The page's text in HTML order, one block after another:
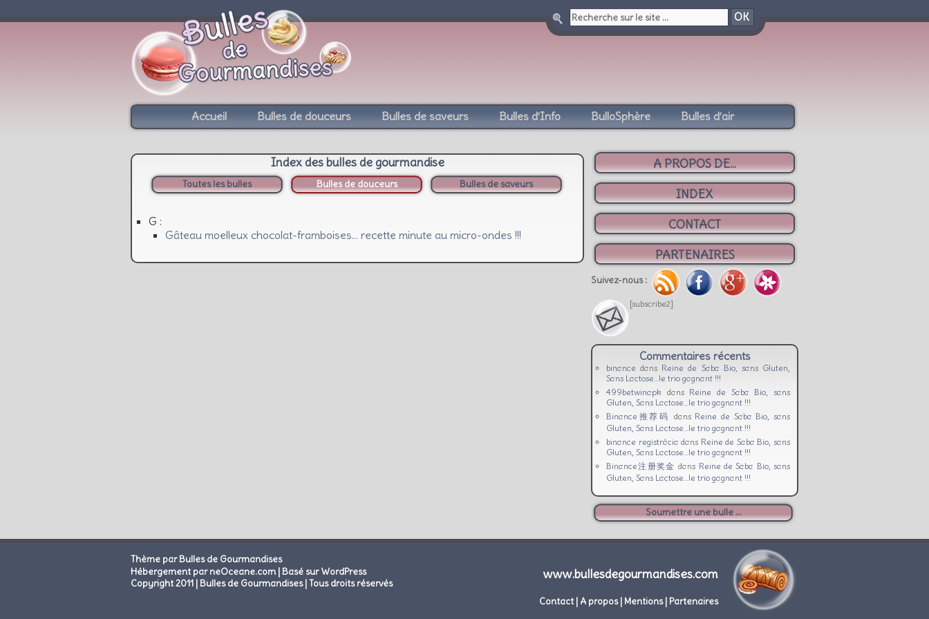
OK
Accueil Bulles de douceurs Bulles de saveurs Bulles d’Info BulloSphère Bulles d’air
Index des bulles de gourmandise
Toutes les bulles Bulles de douceurs Bulles de saveurs
G :
Gâteau moelleux chocolat-framboises… recette minute au micro-ondes !!!
A PROPOS DE...
INDEX
CONTACT
PARTENAIRES
Suivez-nous :
[subscribe2]
Commentaires récents
binance dansReine de Saba Bio, sans Gluten,
Sans Lactose…le trio gagnant !!!
499betwinapk dansReine de Saba Bio, sans
Gluten, Sans Lactose…le trio gagnant !!!
Binance推荐码 dansReine de Saba Bio, sans
Gluten, Sans Lactose…le trio gagnant !!!
binance registrácia dans Reine de Saba Bio, sans
Gluten, Sans Lactose…le trio gagnant !!!
Binance注册奖金 dans Reine de Saba Bio, sans
Gluten, Sans Lactose…le trio gagnant !!!
Soumettre une bulle ...
Thème par Bulles de Gourmandises
Hébergement par neOceane.com |Basé sur WordPress
Copyright 2011 | Bulles de Gourmandises | Tous droits réservés
www.bullesdegourmandises.com
Contact| A propos| Mentions|Partenaires